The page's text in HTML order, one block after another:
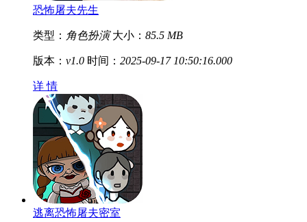
恐怖屠夫先生
类型： 角色扮演 大小： 85.5 MB
版本： v1.0 时间： 2025-09-17 10:50:16.000
详 情
逃离恐怖屠夫密室